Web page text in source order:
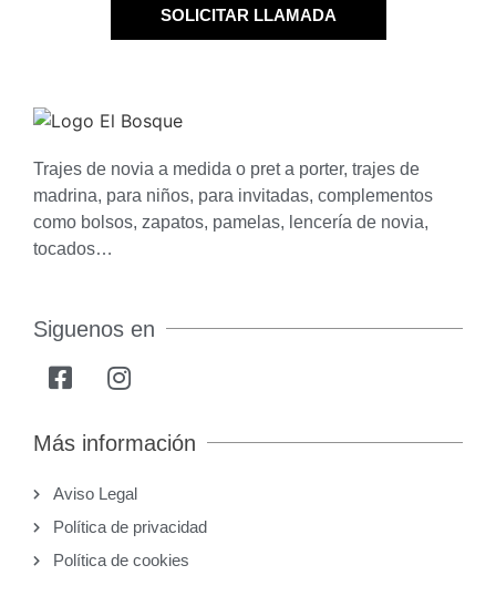
SOLICITAR LLAMADA
Trajes de novia a medida o pret a porter, trajes de
madrina, para niños, para invitadas, complementos
como bolsos, zapatos, pamelas, lencería de novia,
tocados…
Siguenos en
Más información
Aviso Legal
Política de privacidad
Política de cookies